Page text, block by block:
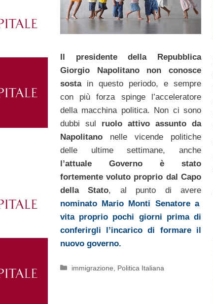
Il presidente della Repubblica
Giorgio Napolitano non conosce
sostain questo periodo, e sempre
con più forza spinge l’acceleratore
della macchina politica. Non ci sono
dubbi sul ruolo attivo assunto da
Napolitano nelle vicende politiche
delle ultime settimane, anche
l’attuale Governo è stato
fortemente voluto proprio dal Capo
della Stato, al punto di avere
nominato Mario Monti Senatore a
vita proprio pochi giorni prima di
conferirgli l’incarico di formare il
nuovo governo.
Categorie
immigrazione Politica Italiana